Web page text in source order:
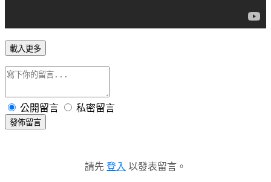
載入更多
公開留言 私密留言
發佈留言
請先 登入 以發表留言。